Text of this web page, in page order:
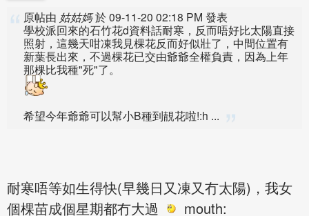
原帖由 姑姑媽於 09-11-20 02:18 PM 發表
學校派回來的石竹花d資料話耐寒，反而唔好比太陽直接
照射，這幾天咁凍我見棵花反而好似壯了，中間位置有
新葉長出來，不過棵花已交由爺爺全權負責，因為上年
那棵比我種"死"了。
希望今年爺爺可以幫小B種到靚花啦!:h ...
耐寒唔等如生得快(早幾日又凍又冇太陽)，我女
個棵苗成個星期都冇大過
mouth: